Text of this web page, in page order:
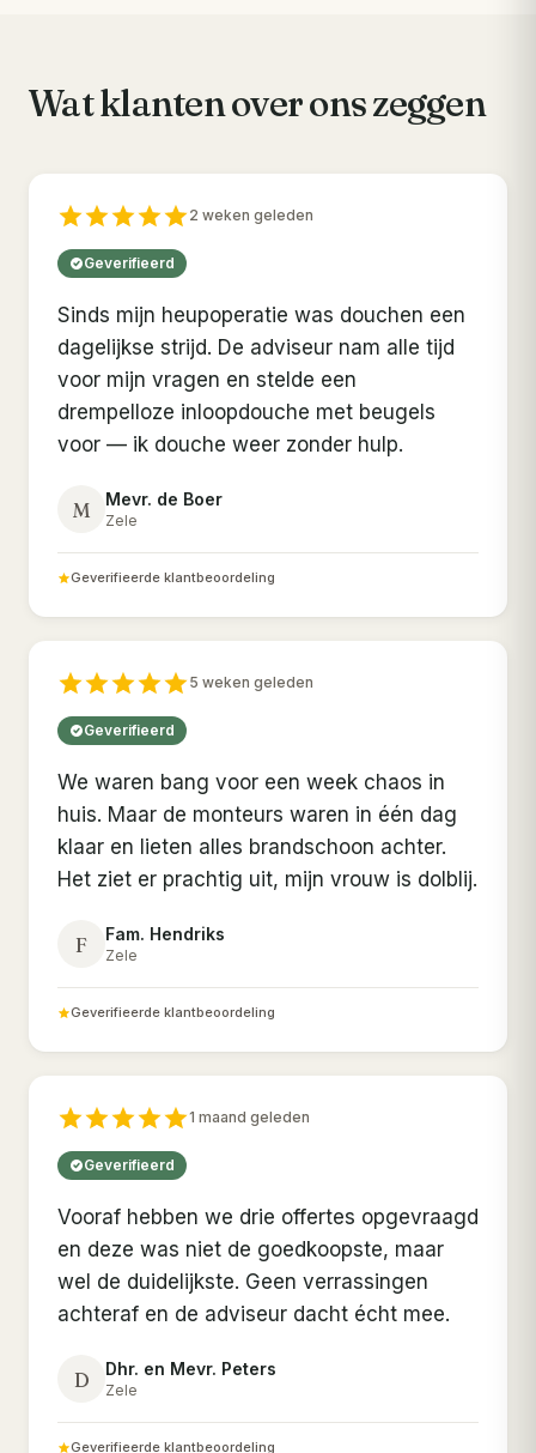
Wat klanten over ons zeggen
2 weken geleden
Geverifieerd
Sinds mijn heupoperatie was douchen een
dagelijkse strijd. De adviseur nam alle tijd
voor mijn vragen en stelde een
drempelloze inloopdouche met beugels
voor — ik douche weer zonder hulp.
M Mevr. de Boer
Zele
Geverifieerde klantbeoordeling
5 weken geleden
Geverifieerd
We waren bang voor een week chaos in
huis. Maar de monteurs waren in één dag
klaar en lieten alles brandschoon achter.
Het ziet er prachtig uit, mijn vrouw is dolblij.
F Fam. Hendriks
Zele
Geverifieerde klantbeoordeling
1 maand geleden
Geverifieerd
Vooraf hebben we drie offertes opgevraagd
en deze was niet de goedkoopste, maar
wel de duidelijkste. Geen verrassingen
achteraf en de adviseur dacht écht mee.
D Dhr. en Mevr. Peters
Zele
Geverifieerde klantbeoordeling